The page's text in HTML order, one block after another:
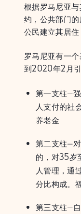
根据罗马尼亚
约，公共部门
公民建立其居住
罗马尼亚有一
到2020年2月引
第一支柱–
人支付的社
养老金
第二支柱–
的，对35岁
人管理，通
分比构成。
第三支柱–